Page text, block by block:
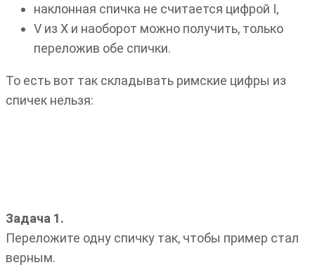
наклонная спичка не считается цифрой I,
V из X и наоборот можно получить, только
переложив обе спички.
То есть вот так складывать римские цифры из
спичек нельзя:
Задача 1.
Переложите одну спичку так, чтобы пример стал
верным.